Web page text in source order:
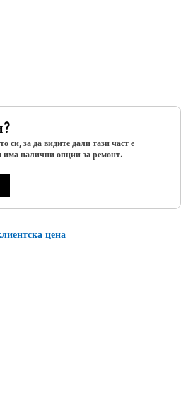
си, за да видите дали тази част е
налични опции за ремонт.
цена